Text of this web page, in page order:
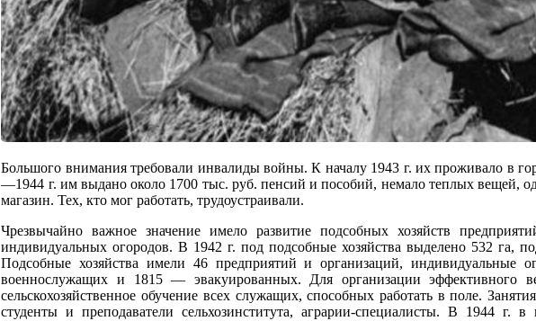
Большого внимания требовали инвалиды войны. К началу 1943 г. их проживало в
—1944 г. им выдано около 1700 тыс. руб. пенсий и пособий, немало теплых вещей,
магазин. Тех, кто мог работать, трудоустраивали.
Чрезвычайно важное значение имело развитие подсобных хозяйств
индивидуальных огородов. В 1942 г. под подсобные хозяйства выделено 532 га,
Подсобные хозяйства имели 46 предприятий и организаций,
военнослужащих и 1815 — эвакуированных. Для организации эффективного
сельскохозяйственное обучение всех служащих, способных работать в поле.
студенты и преподаватели сельхозинститута, аграрии-специалисты. В 1944 г.